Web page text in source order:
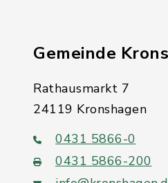
Gemeinde
Rathausmarkt 7
24119 Kronshagen
0431 5866-0
0431 5866-200